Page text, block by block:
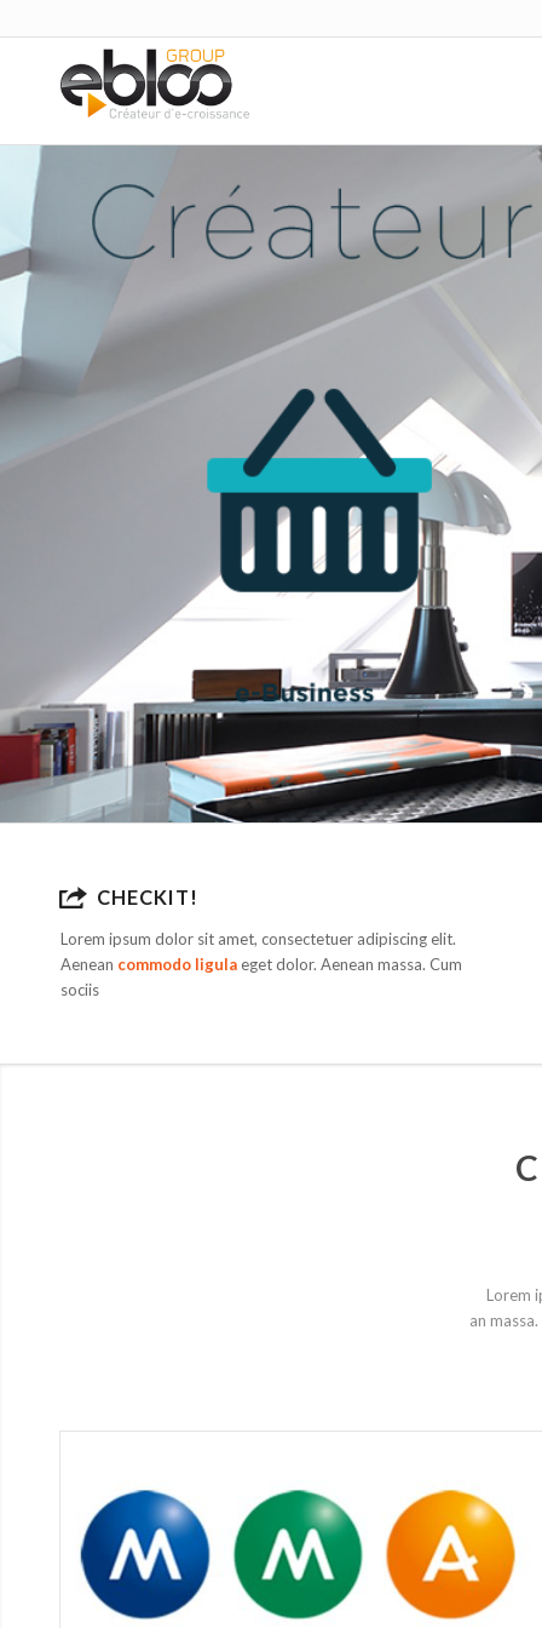
CHECKIT!
Lorem ipsum dolor sit amet, consectetuer adipiscing elit.
Aenean commodo ligula eget dolor. Aenean massa. Cum
sociis
Lorem
an